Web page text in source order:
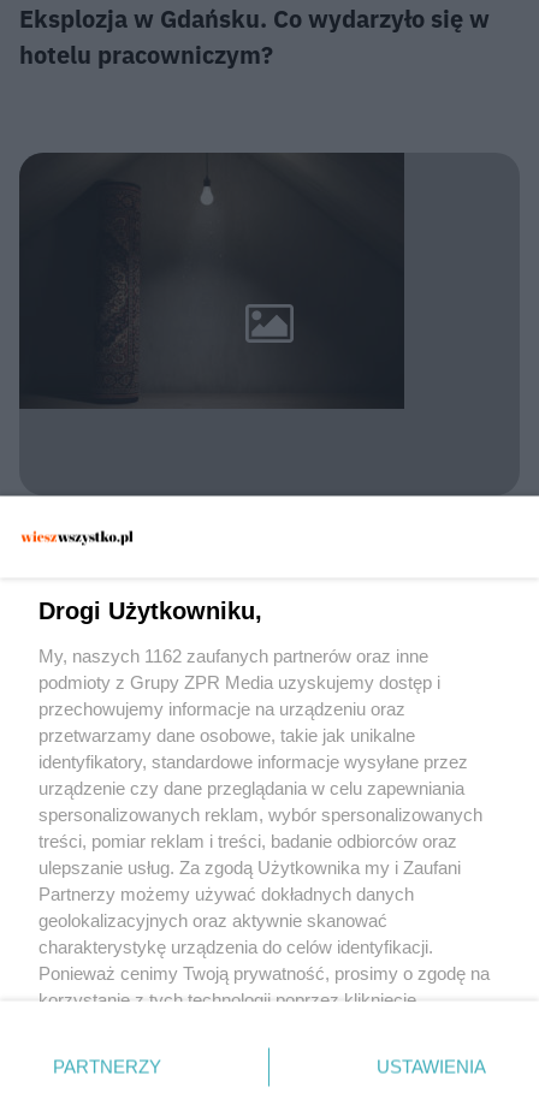
Eksplozja w Gdańsku. Co wydarzyło się w
hotelu pracowniczym?
dywan wystarczył, by zmylić
funkcjonariuszy?
Żaden utwór zamieszczony w serwisie nie może być powielany i
rozpowszechniany lub dalej rozpowszechniany w jakikolwiek sposób (w tym
także elektroniczny lub mechaniczny) na jakimkolwiek polu eksploatacji w
jakiejkolwiek formie, włącznie z umieszczaniem w Internecie bez pisemnej
zgody właściciela praw. Jakiekolwiek użycie lub wykorzystanie utworów w
całości lub w części z naruszeniem prawa, tzn. bez właściwej zgody, jest
zabronione pod groźbą kary i może być ścigane prawnie.
Drogi Użytkowniku,
My, naszych 1162 zaufanych partnerów oraz inne
podmioty z Grupy ZPR Media uzyskujemy dostęp i
przechowujemy informacje na urządzeniu oraz
przetwarzamy dane osobowe, takie jak unikalne
identyfikatory, standardowe informacje wysyłane przez
urządzenie czy dane przeglądania w celu zapewniania
spersonalizowanych reklam, wybór spersonalizowanych
treści, pomiar reklam i treści, badanie odbiorców oraz
ulepszanie usług. Za zgodą Użytkownika my i Zaufani
Partnerzy możemy używać dokładnych danych
geolokalizacyjnych oraz aktywnie skanować
charakterystykę urządzenia do celów identyfikacji.
Ponieważ cenimy Twoją prywatność, prosimy o zgodę na
korzystanie z tych technologii poprzez kliknięcie
zmienić/wycofać klikając przycisk ustawień prywatności
znajdujący się w lewym dolnym rogu strony
PARTNERZY USTAWIENIA